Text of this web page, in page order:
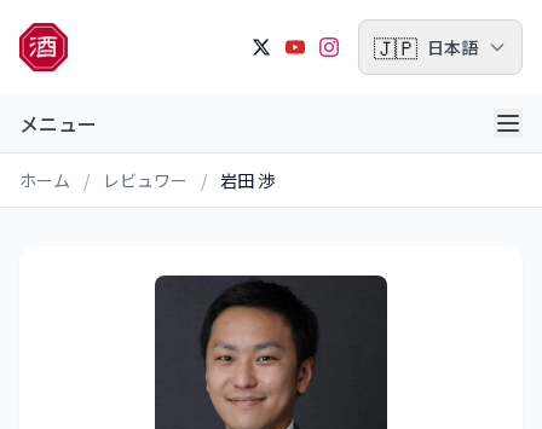
🇯🇵 日本語
メニュー
ホーム / レビュワー / 岩田 渉